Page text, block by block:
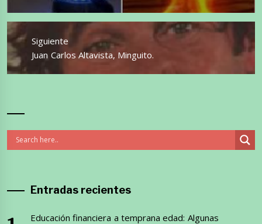
anterior:
Siguiente
Entrada
siguiente:
Juan Carlos Altavista, Minguito.
Entradas recientes
Educación financiera a temprana edad: Algunas